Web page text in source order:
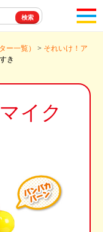
ー一覧） > それいけ！ア
き
イク